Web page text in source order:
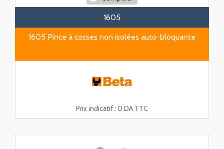
1605
1605 Pince à cosses non isolées auto-bloquante
Prix indicatif : 0 DA TTC